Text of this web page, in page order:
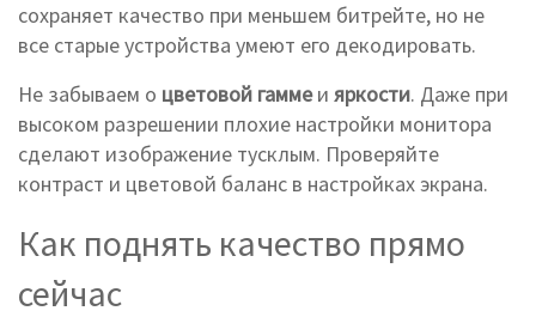
сохраняет качество при меньшем битрейте, но не
все старые устройства умеют его декодировать.
Не забываем о цветовой гаммеи яркости. Даже при
высоком разрешении плохие настройки монитора
сделают изображение тусклым. Проверяйте
контраст и цветовой баланс в настройках экрана.
Как поднять качество прямо
сейчас